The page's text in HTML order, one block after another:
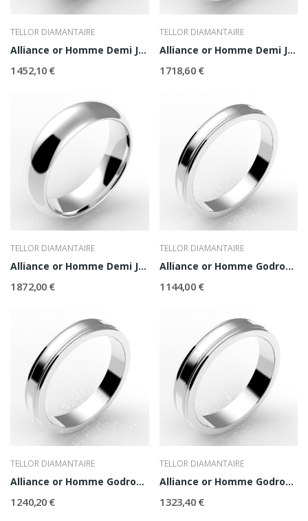
TELLOR DIAMANTAIRE
Alliance or Homme Demi Jonc 5
1 452,10 €
TELLOR DIAMANTAIRE
Alliance or Homme Demi Jonc 5,5
1 718,60 €
TELLOR DIAMANTAIRE
Alliance or Homme Demi Jonc 6
1 872,00 €
TELLOR DIAMANTAIRE
Alliance or Homme Godron 3,5
1 144,00 €
TELLOR DIAMANTAIRE
Alliance or Homme Godron 4
1 240,20 €
TELLOR DIAMANTAIRE
Alliance or Homme Godron 4,5
1 323,40 €